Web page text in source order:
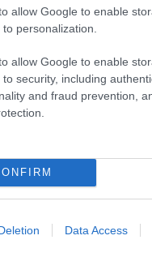
allow Google to enable
personalization.
allow Google to enable
to security, including
and fraud prevention,
Data Access
az esély az